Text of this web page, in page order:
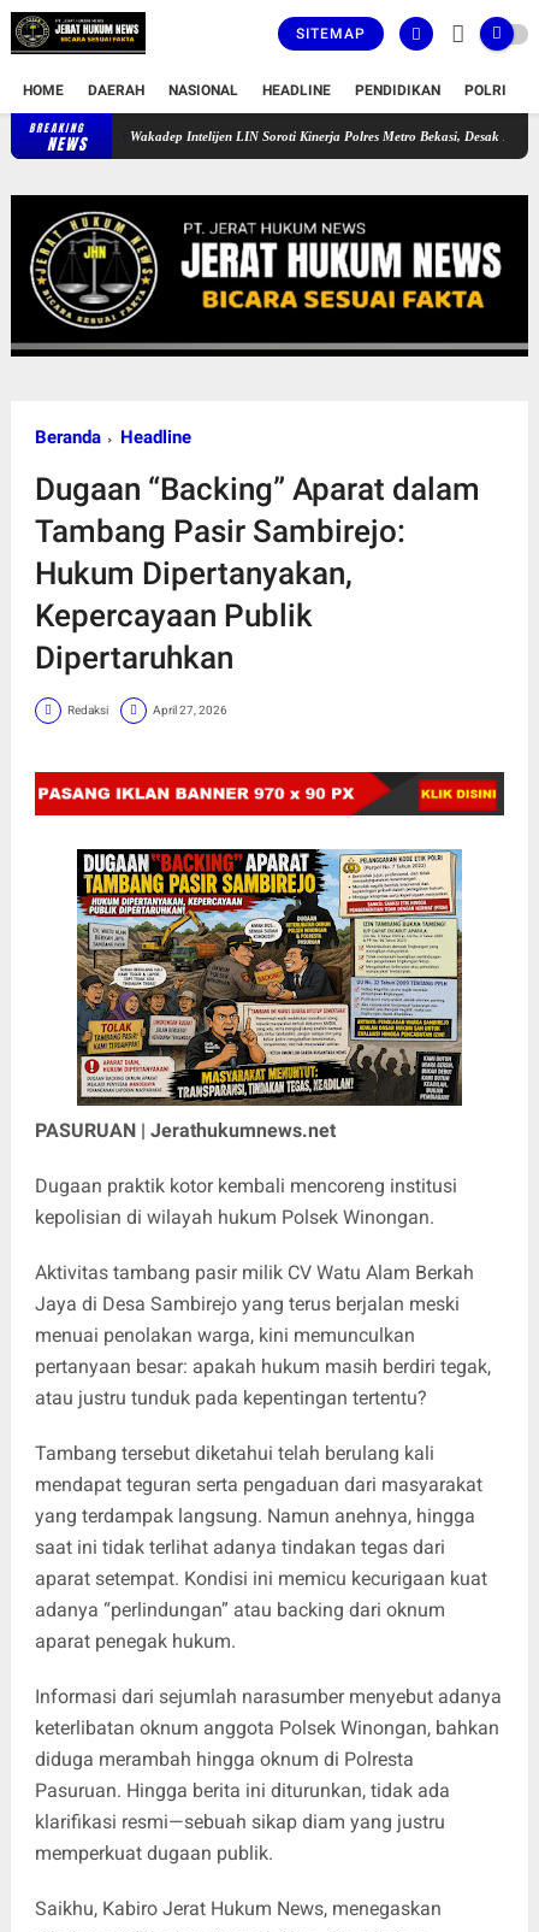
SITEMAP
HOME DAERAH NASIONAL HEADLINE PENDIDIKAN POLRI
BREAKING
NEWS
Wakadep Intelijen LIN Soroti Kinerja Polres Metro Bekasi, Desak Penanganan
Beranda Headline
Dugaan “Backing” Aparat dalam
Tambang Pasir Sambirejo:
Hukum Dipertanyakan,
Kepercayaan Publik
Dipertaruhkan
Redaksi April 27, 2026
PASURUAN | Jerathukumnews.net
‎Dugaan praktik kotor kembali mencoreng institusi
kepolisian di wilayah hukum Polsek Winongan.
Aktivitas tambang pasir milik CV Watu Alam Berkah
Jaya di Desa Sambirejo yang terus berjalan meski
menuai penolakan warga, kini memunculkan
pertanyaan besar: apakah hukum masih berdiri tegak,
atau justru tunduk pada kepentingan tertentu?
‎Tambang tersebut diketahui telah berulang kali
mendapat teguran serta pengaduan dari masyarakat
yang terdampak langsung. Namun anehnya, hingga
saat ini tidak terlihat adanya tindakan tegas dari
aparat setempat. Kondisi ini memicu kecurigaan kuat
adanya “perlindungan” atau backing dari oknum
aparat penegak hukum.
‎Informasi dari sejumlah narasumber menyebut adanya
keterlibatan oknum anggota Polsek Winongan, bahkan
diduga merambah hingga oknum di Polresta
Pasuruan. Hingga berita ini diturunkan, tidak ada
klarifikasi resmi—sebuah sikap diam yang justru
memperkuat dugaan publik.
Saikhu, Kabiro Jerat Hukum News, menegaskan